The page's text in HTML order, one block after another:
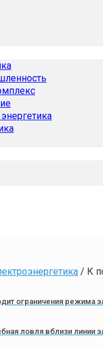
/ К
ограничения режима
ловля вблизи линии